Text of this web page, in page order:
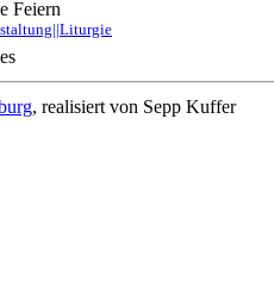
Feiern
, realisiert von Sepp Kuffer